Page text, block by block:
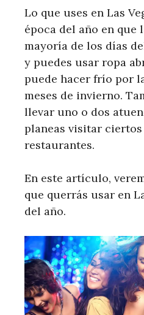
Lo que uses en Las
época del año en que
mayoría de los días
y puedes usar ropa
puede hacer frío por
meses de invierno.
llevar uno o dos
planeas visitar
restaurantes.
En este artículo,
que querrás usar en
del año.